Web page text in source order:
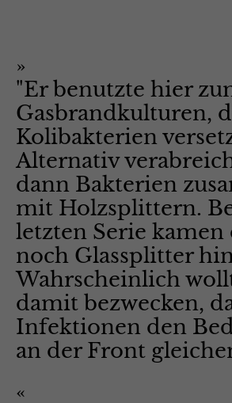
"Er benutzte hier
Gasbrandkulturen,
Kolibakterien
Alternativ
dann Bakterien
mit Holzsplittern.
letzten Serie kamen
noch Glassplitter
Wahrscheinlich
damit bezwecken,
Infektionen den
an der Front